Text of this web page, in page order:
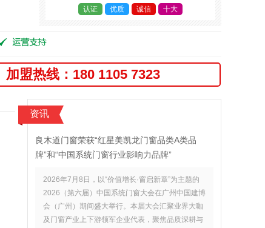
加盟热线：180 1105 7323
认证 优质 诚信 十大
资讯
良木道门窗荣获“红星美凯龙门窗品类A类品
牌”和“中国系统门窗行业影响力品牌”
2026年7月8日，以“价值增长·窗启新章”为主题的
2026（第六届）中国系统门窗大会在广州中国建博
会（广州）期间盛大举行。本届大会汇聚业界大咖
及门窗产业上下游领军企业代表，聚焦品质深耕与